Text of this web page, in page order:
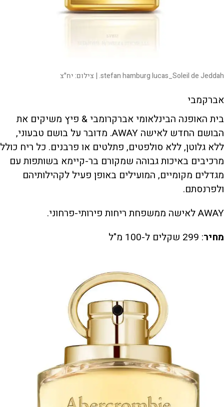
stefan hamburg lucas_Soleil de Jeddah. | צילום:יח"צ
אברקמבי
בית האופנה הבינלאומי אברקרומבי & פיץ משיקים את
הבושם החדש לאישה AWAY. מדובר על בושם טבעוני,
ללא גלוטן, ללא סולפטים, פתלטים או פרבנים. כל ריח כולל
מרכיבים באיכות גבוהה שמקורם בר-קיימא בשותפות עם
מגדלים מקומיים, המועילים באופן פעיל לקהילותיהם
ולפרנסתם.
AWAY לאישה ממשפחת ריחות פירותי-פרחוני.
מחיר: 299 שקלים ל-100 מ"ל